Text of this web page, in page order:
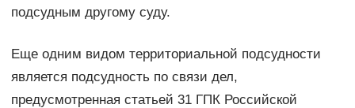
подсудным другому суду.
Еще одним видом территориальной подсудности
является подсудность по связи дел,
предусмотренная статьей 31 ГПК Российской